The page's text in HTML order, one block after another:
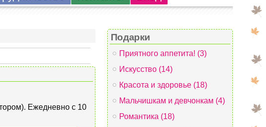
Ежедневно с 10
Подарки
Приятного аппетита! (3)
Искусство (14)
Красота и здоровье (18)
Мальчишкам и девчонкам (4)
Романтика (18)